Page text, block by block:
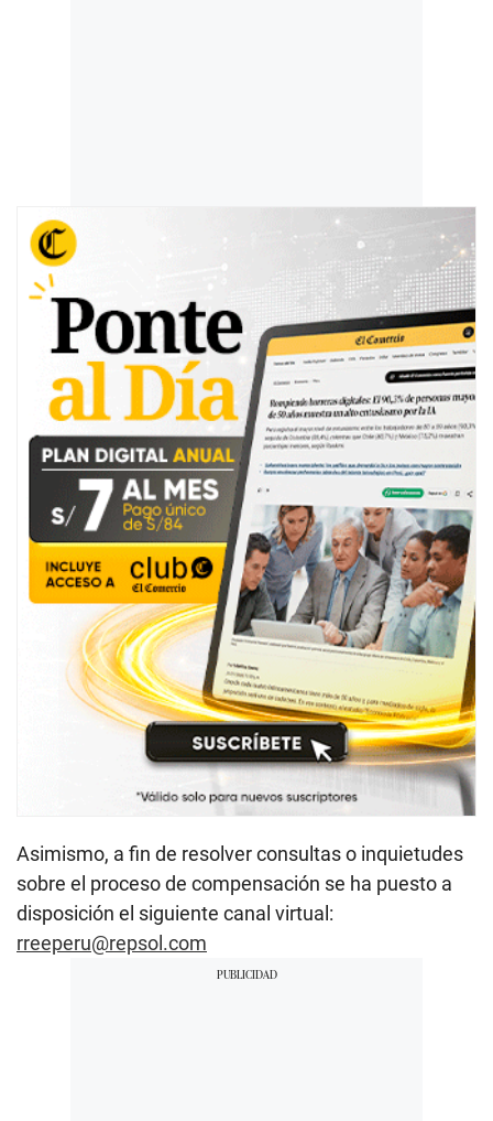
Asimismo, a fin de resolver consultas o inquietudes
sobre el proceso de compensación se ha puesto a
disposición el siguiente canal virtual:
rreeperu@repsol.com